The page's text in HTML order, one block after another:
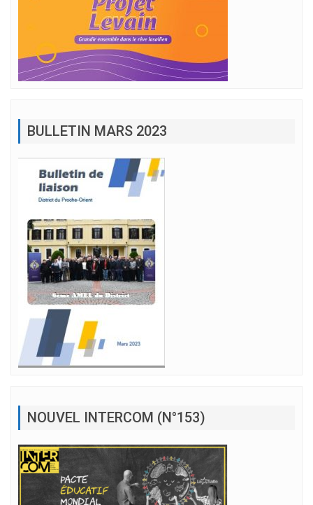
BULLETIN MARS 2023
NOUVEL INTERCOM (N°153)